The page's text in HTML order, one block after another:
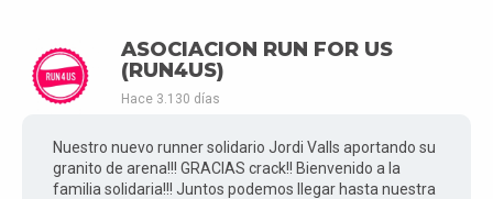
ASOCIACION RUN FOR US
(RUN4US)
Hace 3.130 días
Nuestro nuevo runner solidario Jordi Valls aportando su
granito de arena!!! GRACIAS crack!! Bienvenido a la
familia solidaria!!! Juntos podemos llegar hasta nuestra